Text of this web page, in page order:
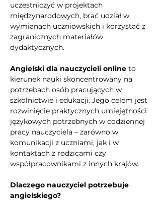
uczestniczyć w projektach
międzynarodowych, brać udział w
wymianach uczniowskich i korzystać z
zagranicznych materiałów
dydaktycznych.
Angielski dla nauczycieli online to
kierunek nauki skoncentrowany na
potrzebach osób pracujących w
szkolnictwie i edukacji. Jego celem jest
rozwinięcie praktycznych umiejętności
językowych potrzebnych w codziennej
pracy nauczyciela – zarówno w
komunikacji z uczniami, jak i w
kontaktach z rodzicami czy
współpracownikami z innych krajów.
Dlaczego nauczyciel potrzebuje
angielskiego?